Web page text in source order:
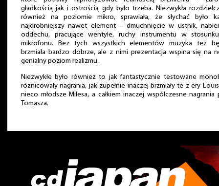
gładkością jak i ostrością gdy było trzeba. Niezwykła
również na poziomie mikro, sprawiała, że słychać było
najdrobniejszy nawet element – dmuchnięcie w ustnik,
oddechu, pracujące wentyle, ruchy instrumentu w
mikrofonu. Bez tych wszystkich elementów muzyka też
brzmiała bardzo dobrze, ale z nimi prezentacja wspina się na
genialny poziom realizmu.
Niezwykłe było również to jak fantastycznie testowane
różnicowały nagrania, jak zupełnie inaczej brzmiały te z ery
nieco młodsze Milesa, a całkiem inaczej współczesne nagrania
Tomasza.